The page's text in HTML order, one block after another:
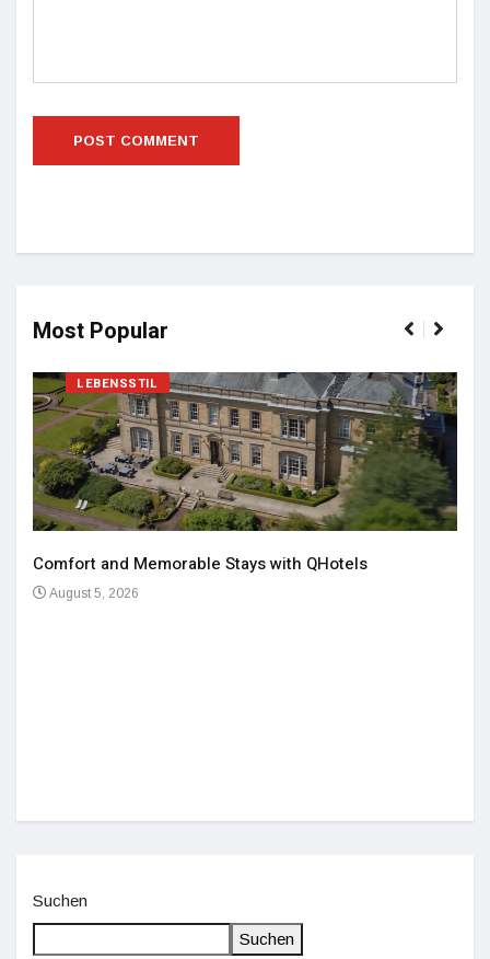
Most Popular
LEBENSSTIL
Comfort and Memorable Stays with QHotels
August 5, 2026
Suchen
Suchen